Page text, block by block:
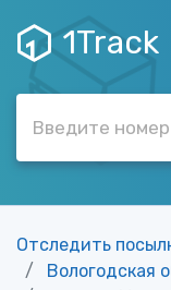
1Track
Отследить
Вологодская